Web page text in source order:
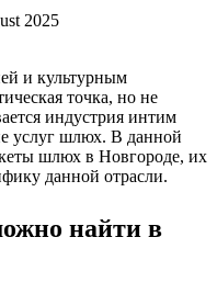
2025
и культурным
точка, но не
индустрия интим
услуг шлюх. В данной
шлюх в Новгороде, их
данной отрасли.
найти в